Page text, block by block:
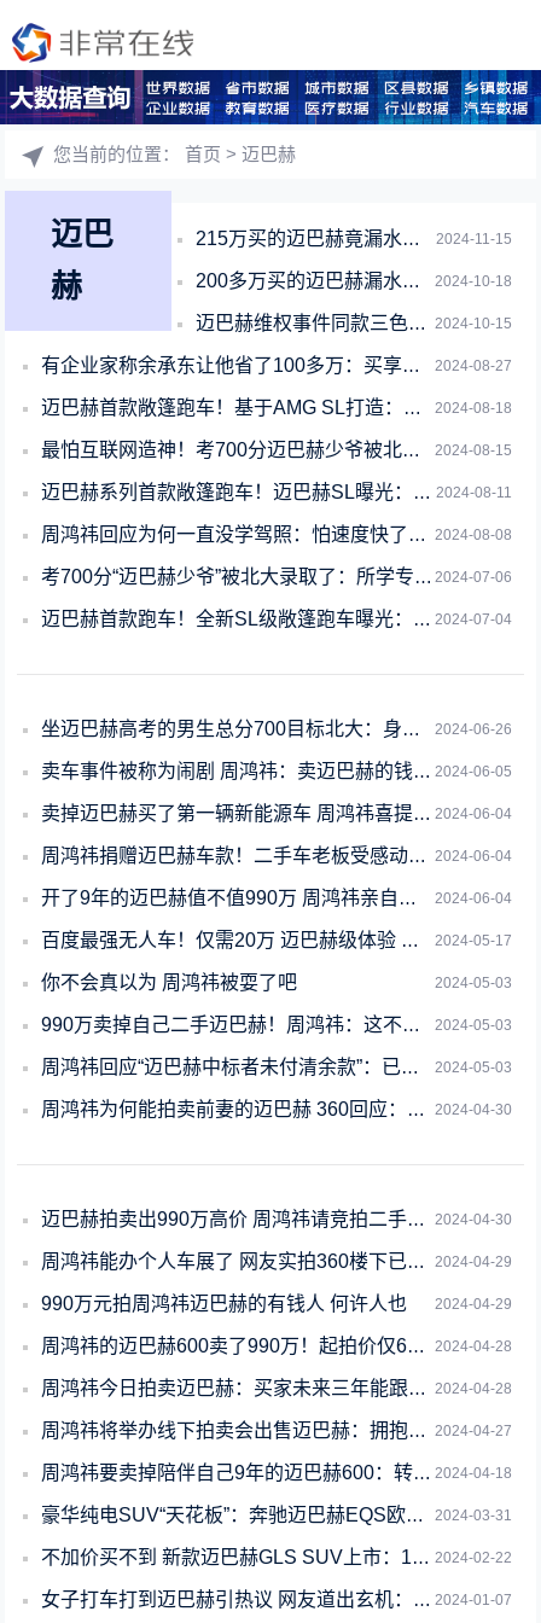
您当前的位置：首页 > 迈巴赫
迈巴
赫
2024-11-15
215万买的迈巴赫竟漏水！车主称纠纷解决：赠送3年延保、保养套餐
2024-10-18
200多万买的迈巴赫漏水：网红博主声援写歌讽刺
2024-10-15
迈巴赫维权事件同款三色雨布马甲热卖 有商家已卖2万多件
2024-08-27
有企业家称余承东让他省了100多万：买享界S9后迈巴赫等豪车可以扔了
2024-08-18
迈巴赫首款敞篷跑车！基于AMG SL打造：双M LOGO遍布全身
2024-08-15
最怕互联网造神！考700分迈巴赫少爷被北大录取：我们是匠人家庭 没几亿家产
2024-08-11
迈巴赫系列首款敞篷跑车！迈巴赫SL曝光：8月16日发布
2024-08-08
周鸿祎回应为何一直没学驾照：怕速度快了反应慢
2024-07-06
考700分“迈巴赫少爷”被北大录取了：所学专业很强大
2024-07-04
迈巴赫首款跑车！全新SL级敞篷跑车曝光：最快年底发布
2024-06-26
坐迈巴赫高考的男生总分700目标北大：身份揭秘 果然不一般
2024-06-05
卖车事件被称为闹剧 周鸿祎：卖迈巴赫的钱幸亏捐了
2024-06-04
卖掉迈巴赫买了第一辆新能源车 周鸿祎喜提极氪009光辉版
2024-06-04
周鸿祎捐赠迈巴赫车款！二手车老板受感动：拿出1000万做公益
2024-06-04
开了9年的迈巴赫值不值990万 周鸿祎亲自为网友算这笔账
2024-05-17
百度最强无人车！仅需20万 迈巴赫级体验 明年就能赚钱
2024-05-03
你不会真以为 周鸿祎被耍了吧
2024-05-03
990万卖掉自己二手迈巴赫！周鸿祎：这不是策划 钱全部捐掉一分不留
2024-05-03
周鸿祎回应“迈巴赫中标者未付清余款”：已收到尾款
2024-04-30
周鸿祎为何能拍卖前妻的迈巴赫 360回应：他没驾照 登记在前妻公司名下
2024-04-30
迈巴赫拍卖出990万高价 周鸿祎请竞拍二手车商吃饭花了20万
2024-04-29
周鸿祎能办个人车展了 网友实拍360楼下已停放数十辆国产汽车
2024-04-29
990万元拍周鸿祎迈巴赫的有钱人 何许人也
2024-04-28
周鸿祎的迈巴赫600卖了990万！起拍价仅600元
2024-04-28
周鸿祎今日拍卖迈巴赫：买家未来三年能跟他吃三次饭
2024-04-27
周鸿祎将举办线下拍卖会出售迈巴赫：拥抱国产新能源汽车
2024-04-18
周鸿祎要卖掉陪伴自己9年的迈巴赫600：转投国产智能新能源
2024-03-31
豪华纯电SUV“天花板”：奔驰迈巴赫EQS欧洲上市：售价将超200万元
2024-02-22
不加价买不到 新款迈巴赫GLS SUV上市：183.3万起售
2024-01-07
女子打车打到迈巴赫引热议 网友道出玄机：福建奔驰改的